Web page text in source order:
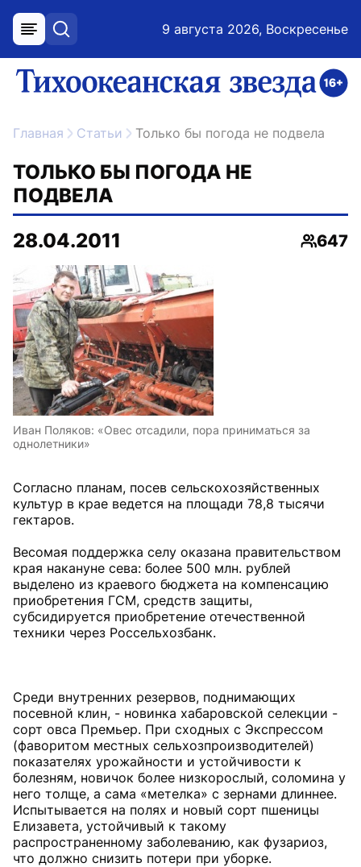
меню поиск 9 августа 2026, Воскресенье
ссылка на главную
Главная Статьи Только бы погода не подвела
ТОЛЬКО БЫ ПОГОДА НЕ
ПОДВЕЛА
28.04.2011
647
Иван Поляков: «Овес отсадили, пора приниматься за
однолетники»
Согласно планам, посев сельскохозяйственных
культур в крае ведется на площади 78,8 тысячи
гектаров.
Весомая поддержка селу оказана правительством
края накануне сева: более 500 млн. рублей
выделено из краевого бюджета на компенсацию
приобретения ГСМ, средств защиты,
субсидируется приобретение отечественной
техники через Россельхозбанк.
Среди внутренних резервов, поднимающих
посевной клин, - новинка хабаровской селекции -
сорт овса Премьер. При сходных с Экспрессом
(фаворитом местных сельхозпроизводителей)
показателях урожайности и устойчивости к
болезням, новичок более низкорослый, соломина у
него толще, а сама «метелка» с зернами длиннее.
Испытывается на полях и новый сорт пшеницы
Елизавета, устойчивый к такому
распространенному заболеванию, как фузариоз,
что должно снизить потери при уборке.